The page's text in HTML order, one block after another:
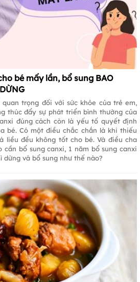
bé mấy lần, bổ sung BAO
trọng đối với sức khỏe của trẻ em,
thúc đẩy sự phát triển bình thường của
đúng cách còn là yếu tố quyết định
bé. Có một điều chắc chắn là khi thiếu
liều đều không tốt cho bé. Và điều cha
bổ sung canxi, 1 năm bổ sung canxi
dừng và bổ sung như thế nào?